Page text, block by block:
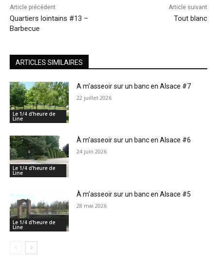
Article précédent
Quartiers lointains #13 –
Barbecue
Article suivant
Tout blanc
ARTICLES SIMILAIRES
Le 1/4 d'heure de
Line
A m’asseoir sur un banc en Alsace #7
22 juillet 2026
Le 1/4 d'heure de
Line
À m’asseoir sur un banc en Alsace #6
24 juin 2026
Le 1/4 d'heure de
Line
À m’asseoir sur un banc en Alsace #5
28 mai 2026